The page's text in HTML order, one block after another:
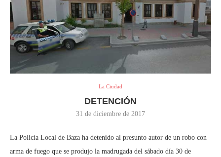
La Ciudad
DETENCIÓN
31 de diciembre de 2017
La Policía Local de Baza ha detenido al presunto autor de un robo con
arma de fuego que se produjo la madrugada del sábado día 30 de